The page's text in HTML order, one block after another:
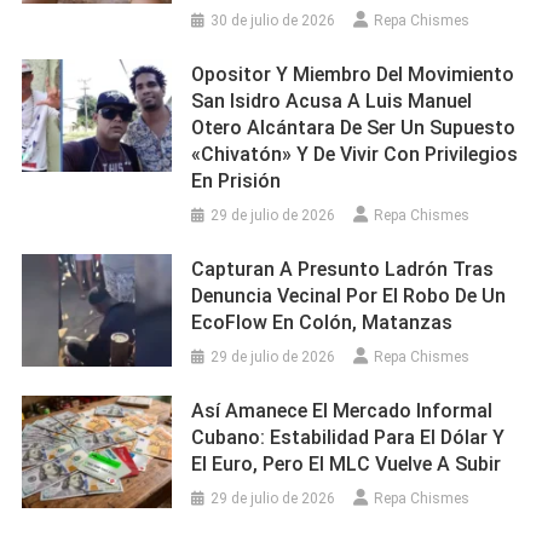
30 de julio de 2026 Repa Chismes
Opositor Y Miembro Del Movimiento
San Isidro Acusa A Luis Manuel
Otero Alcántara De Ser Un Supuesto
«chivatón» Y De Vivir Con Privilegios
En Prisión
29 de julio de 2026 Repa Chismes
Capturan A Presunto Ladrón Tras
Denuncia Vecinal Por El Robo De Un
EcoFlow En Colón, Matanzas
29 de julio de 2026 Repa Chismes
Así Amanece El Mercado Informal
Cubano: Estabilidad Para El Dólar Y
El Euro, Pero El MLC Vuelve A Subir
29 de julio de 2026 Repa Chismes